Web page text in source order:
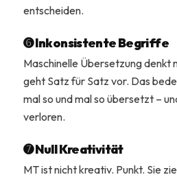
entscheiden.
➏ Inkonsistente Begriffe
Maschinelle Übersetzung denkt
geht Satz für Satz vor. Das
mal so und mal so übersetzt –
verloren.
➐ Null Kreativität
MT ist nicht kreativ. Punkt. Sie